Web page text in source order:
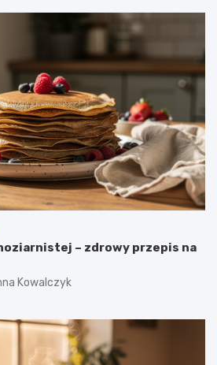
– zdrowy przepis na
Kowalczyk